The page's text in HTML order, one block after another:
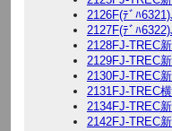
2126F(ﾃﾞﾊ
2127F(ﾃﾞﾊ
2128FJ-TREC
2129FJ-TREC
2130FJ-TREC
2131FJ-TREC
2134FJ-TREC
2142FJ-TREC